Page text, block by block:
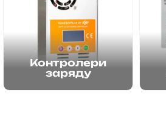
Контролери
заряду